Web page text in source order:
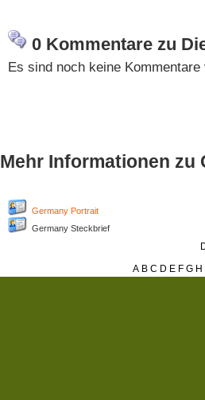
0 Kommentare zu
Es sind noch keine
Mehr Informationen zu
Germany Portrait
Germany Steckbrief
A B C D E F G H